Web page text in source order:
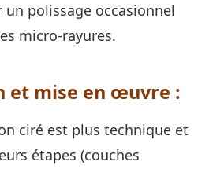
un polissage occasionnel
micro-rayures.
et mise en œuvre :
ciré est plus technique et
étapes (couches